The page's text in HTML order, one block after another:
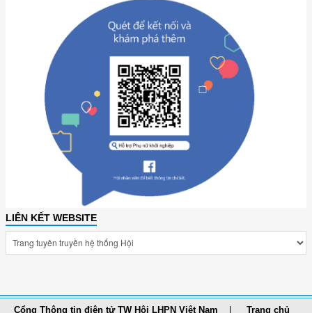
LIÊN KẾT WEBSITE
Cổng Thông tin điện tử TW Hội LHPN Việt Nam Trang chủ